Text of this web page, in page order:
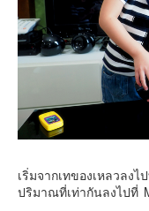
ฮ่องกง
ไต้หวัน
ฟิลิปปินส์
ออสเตรเลีย
นิวซีแลนด์
ร้านอร่อย
เริ่มจากเทของเหลวลง
ปริมาณที่เท่ากันลงไปที่